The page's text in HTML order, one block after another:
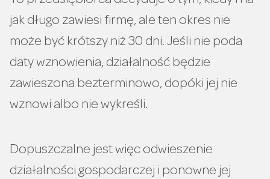
jak długo zawiesi firmę, ale ten okres nie
może być krótszy niż 30 dni. Jeśli nie poda
daty wznowienia, działalność będzie
zawieszona bezterminowo, dopóki jej nie
wznowi albo nie wykreśli.
Dopuszczalne jest więc odwieszenie
działalności gospodarczej i ponowne jej